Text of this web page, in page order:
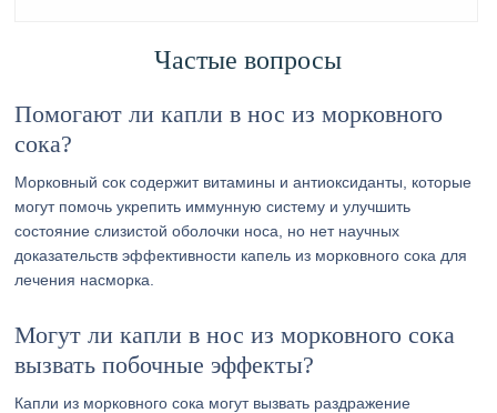
Частые вопросы
Помогают ли капли в нос из морковного
сока?
Морковный сок содержит витамины и антиоксиданты, которые
могут помочь укрепить иммунную систему и улучшить
состояние слизистой оболочки носа, но нет научных
доказательств эффективности капель из морковного сока для
лечения насморка.
Могут ли капли в нос из морковного сока
вызвать побочные эффекты?
Капли из морковного сока могут вызвать раздражение